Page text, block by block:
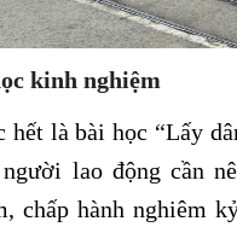
kinh nghiệm
hết là bài học “Lấy
lao động cần
chấp hành nghiêm